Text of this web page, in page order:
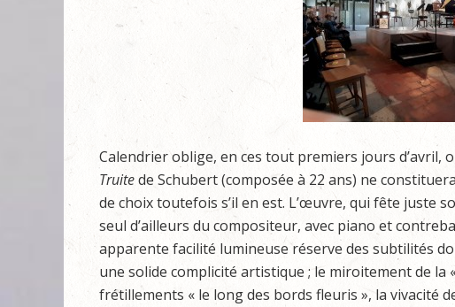
Calendrier oblige, en ces tout premiers jours d’avril,
Truitede Schubert (composée à 22 ans) ne
de choix toutefois s’il en est. L’œuvre, qui fête juste
seul d’ailleurs du compositeur, avec piano et
apparente facilité lumineuse réserve des subtilités
une solide complicité artistique ; le miroitement de la
frétillements « le long des bords fleuris », la vivacité